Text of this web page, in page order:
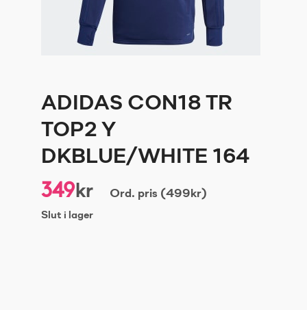
ADIDAS CON18 TR
TOP2 Y
DKBLUE/WHITE 164
349kr Ord. pris (499kr)
Slut i lager